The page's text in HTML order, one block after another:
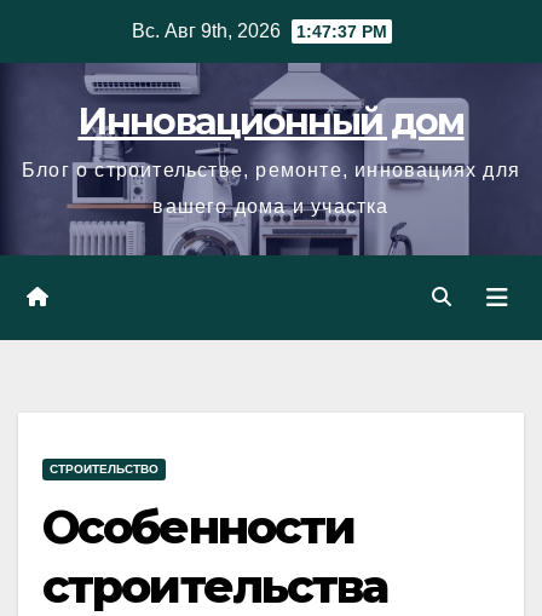
Вс. Авг 9th, 2026 1:47:38 PM
Инновационный дом
Блог о строительстве, ремонте, инновациях для
вашего дома и участка
СТРОИТЕЛЬСТВО
Особенности
строительства